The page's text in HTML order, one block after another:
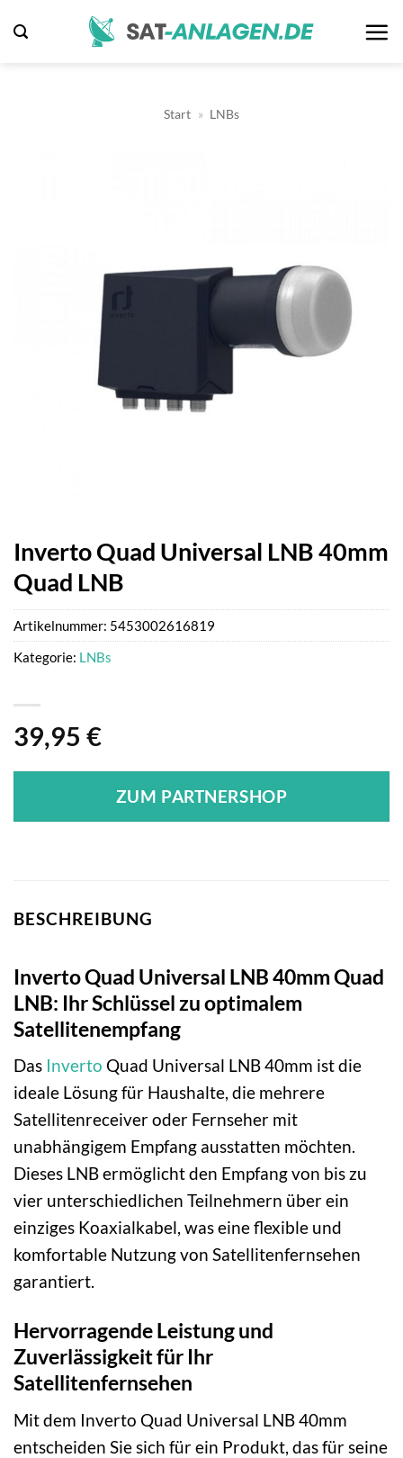
Inhalt
Start » LNBs
Inverto Quad Universal LNB 40mm
Quad LNB
39,95 €
ZUM PARTNERSHOP
Artikelnummer: 5453002616819
Kategorie: LNBs
BESCHREIBUNG
Inverto Quad Universal LNB 40mm Quad
LNB: Ihr Schlüssel zu optimalem
Satellitenempfang
Das Inverto Quad Universal LNB 40mm ist die
ideale Lösung für Haushalte, die mehrere
Satellitenreceiver oder Fernseher mit
unabhängigem Empfang ausstatten möchten.
Dieses LNB ermöglicht den Empfang von bis zu
vier unterschiedlichen Teilnehmern über ein
einziges Koaxialkabel, was eine flexible und
komfortable Nutzung von Satellitenfernsehen
garantiert.
Hervorragende Leistung und
Zuverlässigkeit für Ihr
Satellitenfernsehen
Mit dem Inverto Quad Universal LNB 40mm
entscheiden Sie sich für ein Produkt, das für seine